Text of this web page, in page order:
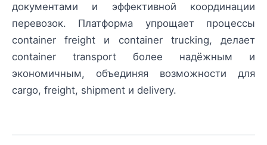
документами и эффективной координации
перевозок. Платформа упрощает процессы
container freight и container trucking, делает
container transport более надёжным и
экономичным, объединяя возможности для
cargo, freight, shipment и delivery.